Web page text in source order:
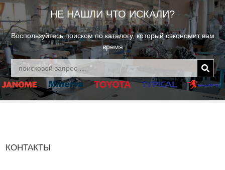
НЕ НАШЛИ ЧТО ИСКАЛИ?
Воспользуйтесь поиском по каталогу, который сэкономит вам
время
КОНТАКТЫ